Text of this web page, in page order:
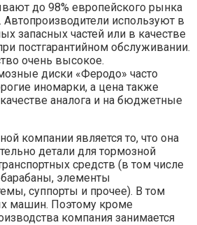
до 98% европейского рынка
Автопроизводители используют в
запасных частей или в качестве
постгарантийном обслуживании.
очень высокое.
диски «Феродо» часто
иномарки, а цена также
аналога и на бюджетные
компании является то, что она
детали для тормозной
средств (в том числе
элементы
суппорты и прочее). В том
машин. Поэтому кроме
компания занимается